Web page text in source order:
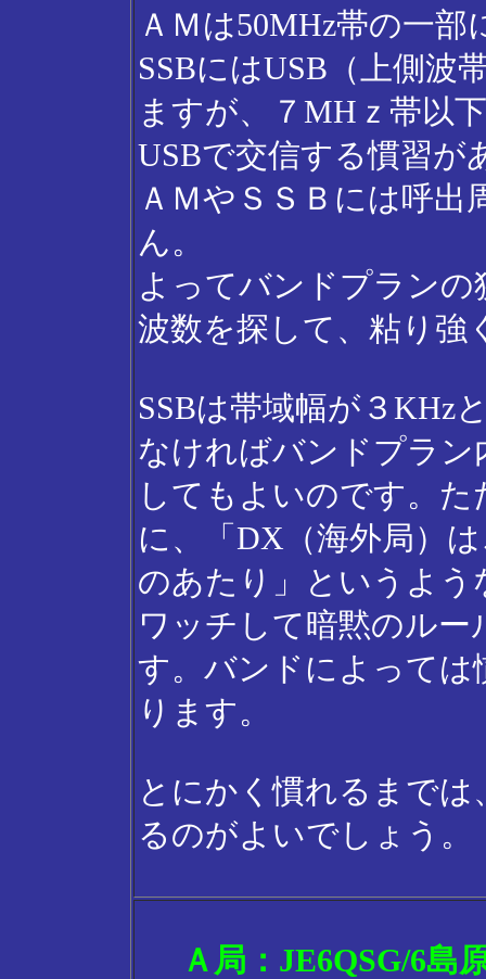
ＡＭは50MHz帯の一
SSBにはUSB（上側波
ますが、７MHｚ帯以
USBで交信する慣習が
ＡＭやＳＳＢには呼
ん。
よってバンドプランの
波数を探して、粘り強
SSBは帯域幅が３KHz
なければバンドプラ
してもよいのです。
に、「DX（海外局）
のあたり」というよ
ワッチして暗黙のル
す。バンドによっては
ります。
とにかく慣れるまで
るのがよいでしょう。
Ａ局：JE6QSG/6島